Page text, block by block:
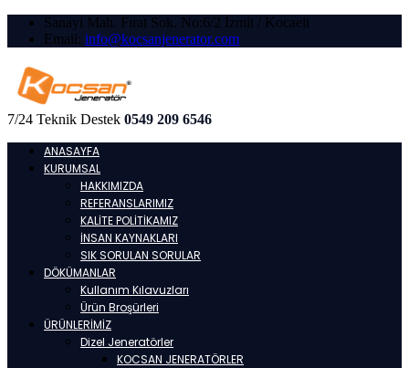
Sanayi Mah. Fırat Sok. No:6/2 İzmit / Kocaeli
Email: info@kocsanjenerator.com
7/24 Teknik Destek 0549 209 6546
ANASAYFA
KURUMSAL
HAKKIMIZDA
REFERANSLARIMIZ
KALİTE POLİTİKAMIZ
İNSAN KAYNAKLARI
SIK SORULAN SORULAR
DÖKÜMANLAR
Kullanım Kılavuzları
Ürün Broşürleri
ÜRÜNLERİMİZ
Dizel Jeneratörler
KOCSAN JENERATÖRLER